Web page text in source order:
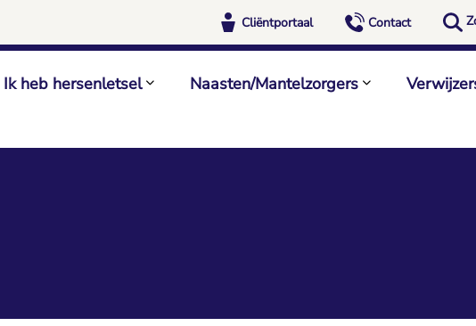
Cliëntportaal Contact
Ik heb hersenletsel Naasten/Mantelzorgers